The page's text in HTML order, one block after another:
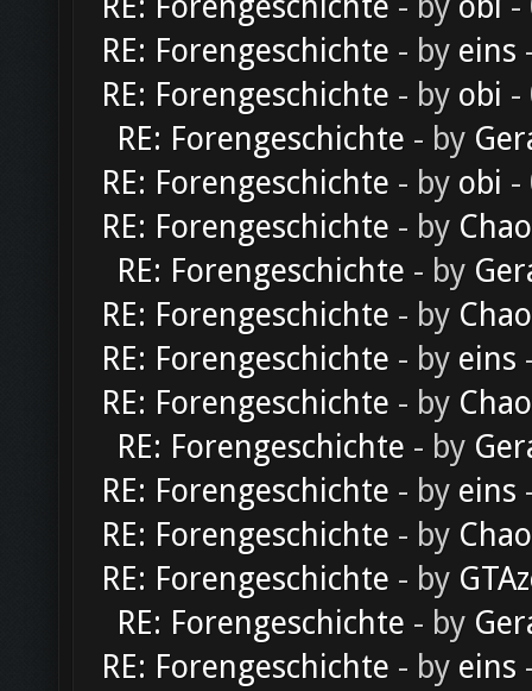
RE: Forengeschichte - by eins
RE: Forengeschichte - by obi -
RE: Forengeschichte - by
RE: Forengeschichte - by obi -
RE: Forengeschichte - by
RE: Forengeschichte - by
RE: Forengeschichte - by
RE: Forengeschichte - by eins
RE: Forengeschichte - by
RE: Forengeschichte - by
RE: Forengeschichte - by eins
RE: Forengeschichte - by
RE: Forengeschichte - by
RE: Forengeschichte - by
RE: Forengeschichte - by eins